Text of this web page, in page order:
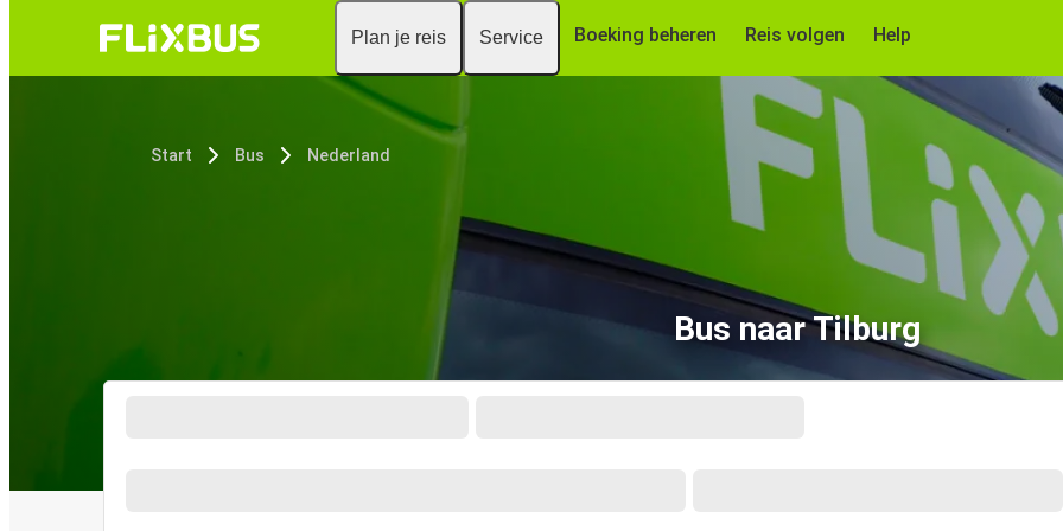
Plan je reis Service Boeking beheren Reis volgen Help
Start Bus Nederland
Bus naar Tilburg